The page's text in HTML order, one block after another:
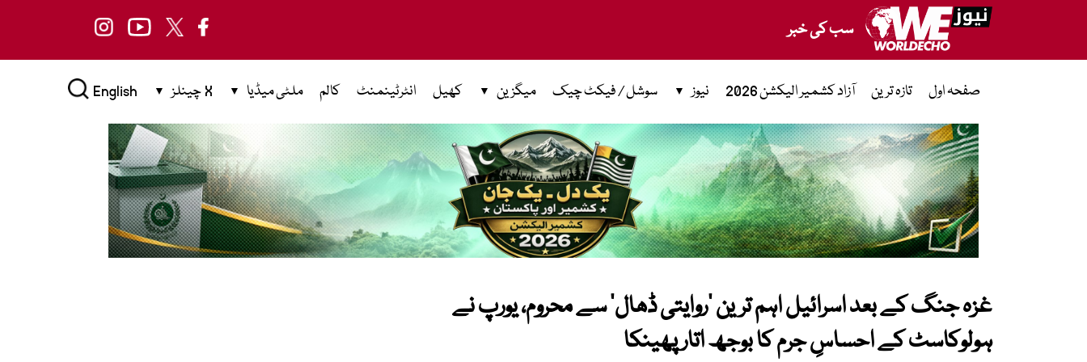
سب کی خبر
صفحہ اول تازہ ترین آزاد کشمیر الیکشن 2026 نیوز سوشل / فیکٹ چیک میگزین کھیل انٹرٹینمنٹ کالم ملٹی میڈیا X چینلز English
غزہ جنگ کے بعد اسرائیل اہم ترین ’روایتی ڈھال‘ سے محروم، یورپ نے
ہولوکاسٹ کے احساسِ جرم کا بوجھ اتار پھینکا